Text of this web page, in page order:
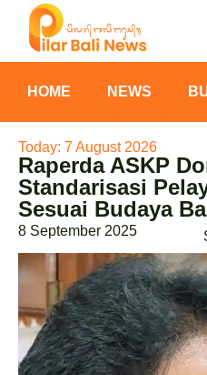
HOME NEWS
Today: 7 August 2026
Raperda ASKP
Standarisasi
Sesuai Budaya
8 September 2025